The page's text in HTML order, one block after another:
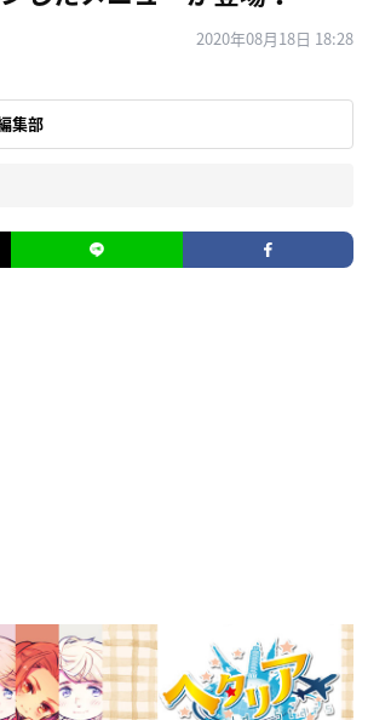
2020年08月18日 18:28
集部